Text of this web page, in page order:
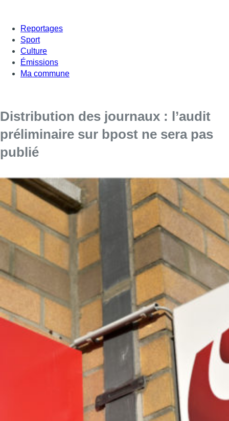
Reportages
Sport
Culture
Émissions
Ma commune
Distribution des journaux : l’audit
préliminaire sur bpost ne sera pas
publié